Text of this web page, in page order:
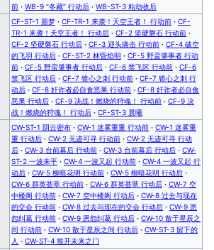
前 · WB-9 “冬藏” 行动后 · WB-ST-3 粘劫收后
CF-ST-1 噩梦 · CF-TR-1 来袭！天空王者！ 行动前 · CF-
TR-1 来袭！天空王者！ 行动后 · CF-2 坚硬磐石 行动前 ·
CF-2 坚硬磐石 行动后 · CF-3 迎头痛击 行动前 · CF-4 破空
的飞羽 行动后 · CF-ST-2 林昏焰明 · CF-5 野蛮肇事者 行动
前 · CF-5 野蛮肇事者 行动后 · CF-6 禁飞区 行动前 · CF-6
禁飞区 行动后 · CF-7 锥心之刺 行动前 · CF-7 锥心之刺 行
动后 · CF-8 奸诈者必自食恶果 行动前 · CF-8 奸诈者必自食
恶果 行动后 · CF-9 决战！燃烧的狩魂！ 行动前 · CF-9 决
战！燃烧的狩魂！ 行动后 · CF-ST-3 晨曦
CW-ST-1 阴云密布 · CW-1 迷雾重重 行动前 · CW-1 迷雾重
重 行动后 · CW-2 无迹可寻 行动前 · CW-2 无迹可寻 行动
后 · CW-3 台前幕后 行动前 · CW-3 台前幕后 行动后 · CW-
ST-2 一波未平 · CW-4 一波又起 行动前 · CW-4 一波又起 行
动后 · CW-5 柳暗花明 行动前 · CW-5 柳暗花明 行动后 ·
CW-6 群英荟萃 行动前 · CW-6 群英荟萃 行动后 · CW-7 空
中楼阁 行动前 · CW-7 空中楼阁 行动后 · CW-8 过去与现在
的交会 行动前 · CW-8 过去与现在的交会 行动后 · CW-9 恩
怨纠葛 行动前 · CW-9 恩怨纠葛 行动后 · CW-10 散于星辰之
间 行动前 · CW-10 散于星辰之间 行动后 · CW-ST-3 留下的
人 · CW-ST-4 推开未来之门